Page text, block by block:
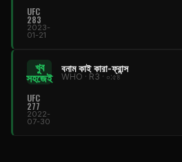
UFC
283
2023-
01-21
খুব
সহজেই
বনাম কাই কারা-ফ্রান্স
WHO · R3 · ০:৫৪
UFC
277
2022-
07-30